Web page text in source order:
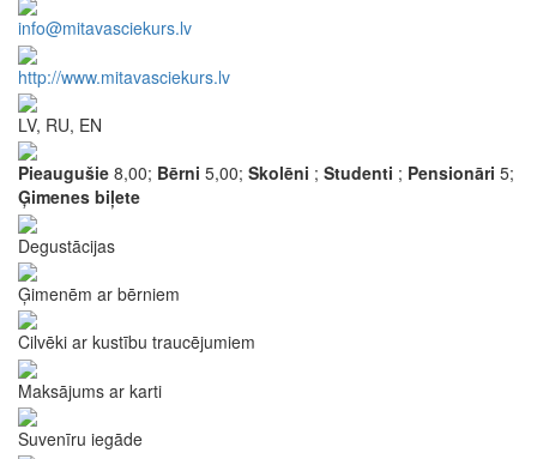
info@mitavasciekurs.lv
http://www.mitavasciekurs.lv
LV, RU, EN
Pieaugušie 8,00; Bērni 5,00; Skolēni ; Studenti ; Pensionāri 5;
Ģimenes biļete
Degustācijas
Ģimenēm ar bērniem
Cilvēki ar kustību traucējumiem
Maksājums ar karti
Suvenīru iegāde